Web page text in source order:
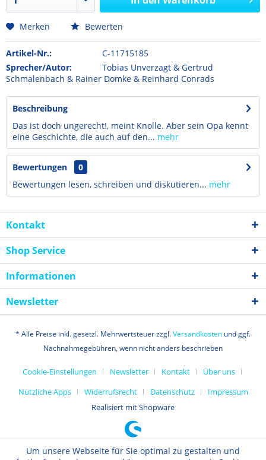
Merken Bewerten
Artikel-Nr.:
C-11715185
Sprecher/Autor:
Tobias Unverzagt & Gertrud
Schmalenbach & Rainer Domke & Reinhard Conrads
Beschreibung
Das ist doch ungerecht!, meint Knolle. Aber sein Opa kennt
eine Geschichte, die auch auf den... mehr
Bewertungen
0
Bewertungen lesen, schreiben und diskutieren... mehr
Kontakt
Shop Service
Informationen
Newsletter
* Alle Preise inkl. gesetzl. Mehrwertsteuer zzgl.Versandkosten und ggf.
Nachnahmegebühren, wenn nicht anders beschrieben
Cookie-Einstellungen Newsletter Kontakt
Über uns
Nützliche Apps
Widerrufsrecht Datenschutz
Impressum
Realisiert mit Shopware
Um unsere Webseite für Sie optimal zu gestalten und